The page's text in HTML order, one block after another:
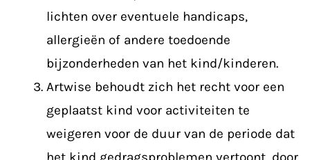
lichten over eventuele handicaps,
allergieën of andere toedoende
bijzonderheden van het kind/kinderen.
Artwise behoudt zich het recht voor een
geplaatst kind voor activiteiten te
weigeren voor de duur van de periode dat